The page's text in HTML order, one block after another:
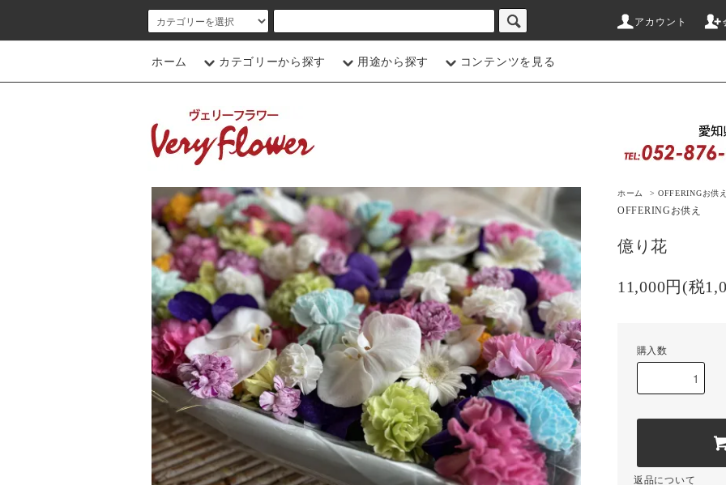
アカウント
ホーム カテゴリーから探す 用途から探す コンテンツを見る
ホーム > OFFERINGお供
OFFERING お供え
億り花
11,000円(税
購入数
返品について